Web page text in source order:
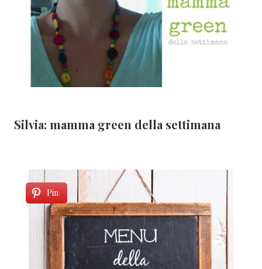
Silvia: mamma green della settimana
Pin